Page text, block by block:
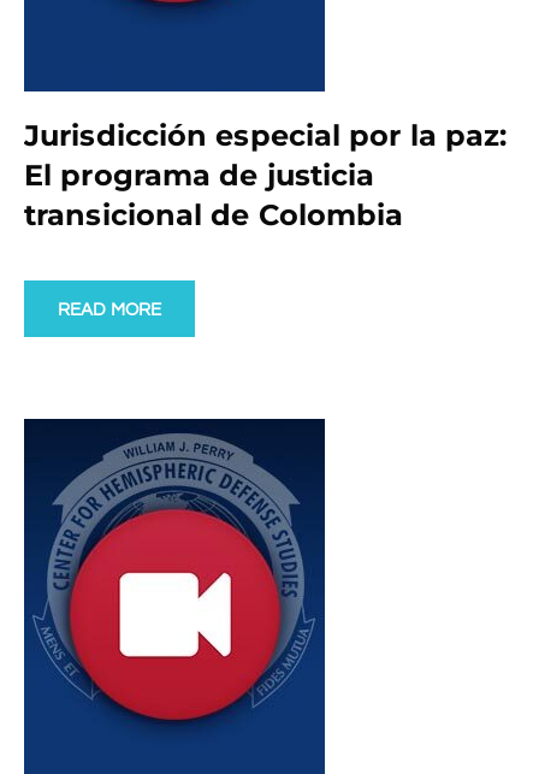
Jurisdicción especial por la paz:
El programa de justicia
transicional de Colombia
READ MORE